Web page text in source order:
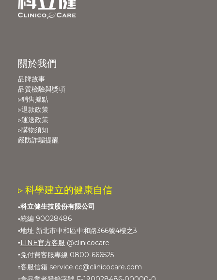
關於我們
品牌故事
品質檢驗與獎項
▹銷售據點
▹退款政策
▹運送政策
▹購物須知
嚴防詐騙提醒
▹ 科學建立的健康自信
▫️科立健生技股份有限公司
▫️統編 90028486
▫️地址 新北市中和區中和路366號4樓之3
▫️LINE官方客服 @clinicocare
▫️免付費客服專線 0800-666525
▫️客服信箱 service.cc@clinicocare.com